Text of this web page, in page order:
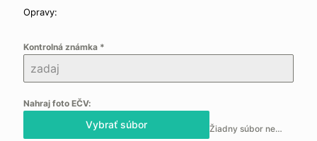
Opravy:
Kontrolná známka *
Nahraj foto EČV:
Vybrať súbor Žiadny súbor nebol vybraný